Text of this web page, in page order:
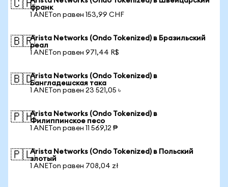
🇨🇭франк
1 ANETon равен 153,99 CHF
🇧🇷Arista Networks (Ondo Tokenized) в Бразильский
реал
1 ANETon равен 971,44 R$
🇧🇩Arista Networks (Ondo Tokenized) в
Бангладешская така
1 ANETon равен 23 521,05 ৳
🇵🇭Arista Networks (Ondo Tokenized) в
Филиппинское песо
1 ANETon равен 11 569,12 ₱
🇵🇱Arista Networks (Ondo Tokenized) в Польский
злотый
1 ANETon равен 708,04 zł